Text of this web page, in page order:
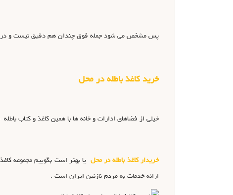
پس مشخص می شود جمله فوق چندان هم دقیق نیست و در
خرید کاغذ باطله در محل
خیلی از فضاهای ادارات و خانه ها با همین کاغذ و کتاب
خریدار کاغذ باطله در محل
ارائه خدمات به مردم نازنین ایران است .